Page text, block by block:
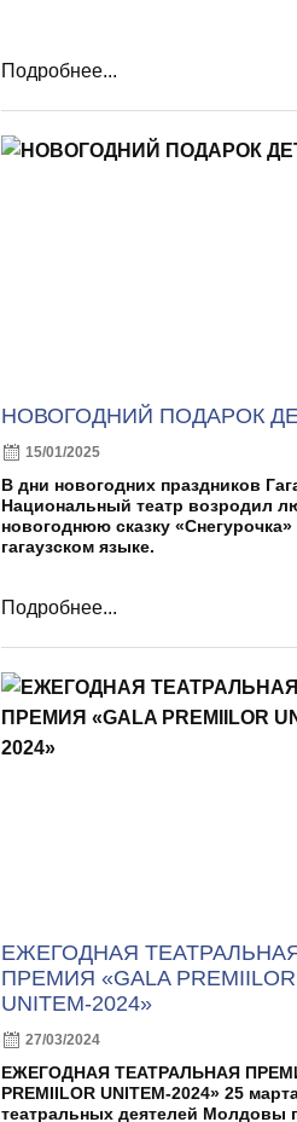
Подробнее...
НОВОГОДНИЙ ПОДАРОК
15/01/2025
В дни новогодних праздников
Национальный театр возродил
новогоднюю сказку «Снегурочка»
гагаузском языке.
Подробнее...
ЕЖЕГОДНАЯ
ПРЕМИЯ «GALA PREMIILOR
UNITEM-2024»
27/03/2024
ЕЖЕГОДНАЯ ТЕАТРАЛЬНАЯ
PREMIILOR UNITEM-2024» 25
театральных деятелей Молдовы